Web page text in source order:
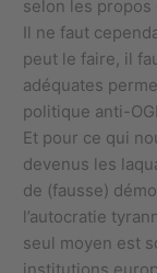
selon les propos
Il ne faut
peut le faire, il
adéquates
politique anti-
Et pour ce qui
devenus les
de (fausse)
l’autocratie
seul moyen est